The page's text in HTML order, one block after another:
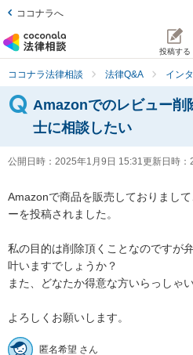
ココナラへ
投稿する
ココナラ法律相談 法律Q&A イン
Amazonでのレビュー削
士に相談したい
公開日時： 2025年1月9日 15:31更新日時：
Amazonで商品を販売しておりまし
ーを投稿されました。
私の目的は削除頂くことなのですが
叶いますでしょうか？
また、どなたか得意な方いらっしゃ
よろしくお願いします。
匿名希望 さん